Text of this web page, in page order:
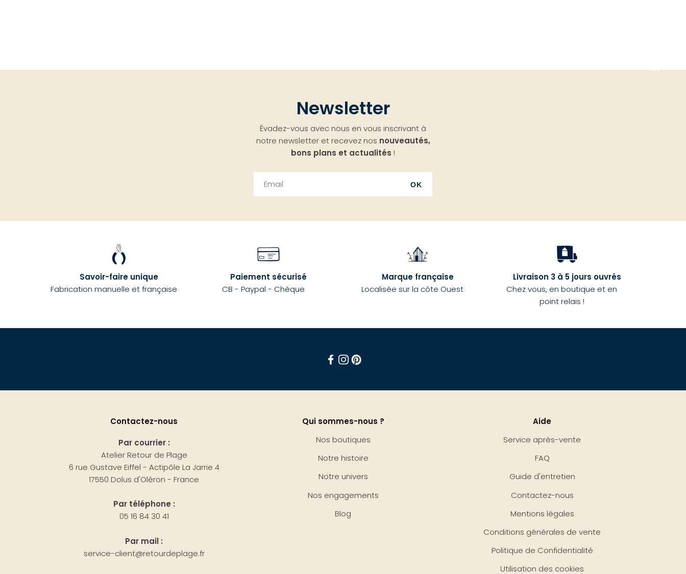
Newsletter
Évadez-vous avec nous en vous inscrivant à
notre newsletter et recevez nos nouveautés,
bons plans et actualités !
OK
Savoir-faire unique
Fabrication manuelle et française
Paiement sécurisé
CB - Paypal - Chèque
Marque française
Localisée sur la côte Ouest
Livraison 3 à 5 jours ouvrés
Chez vous, en boutique et en
point relais !
Contactez-nous
Par courrier :
Atelier Retour de Plage
6 rue Gustave Eiffel - Actipôle La Jarrie 4
17550 Dolus d'Oléron - France
Par téléphone :
05 16 84 30 41
Par mail :
service-client@retourdeplage.fr
Qui sommes-nous ?
Nos boutiques
Notre histoire
Notre univers
Nos engagements
Blog
Aide
Service après-vente
FAQ
Guide d'entretien
Contactez-nous
Mentions légales
Conditions générales de vente
Politique de Confidentialité
Utilisation des cookies